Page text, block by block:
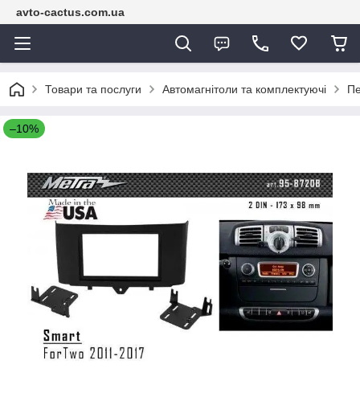
avto-cactus.com.ua
Товари та послуги Автомагнітоли та комплектуючі
–10%